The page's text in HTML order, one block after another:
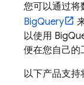
您可以通过将
BigQuery
以使用
便在您自己的
以下产品支持